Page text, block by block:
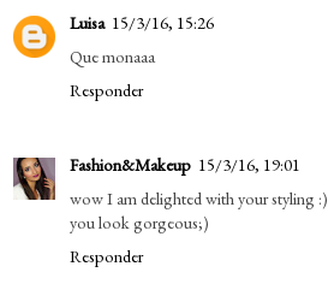
Luisa 15/3/16, 15:26
Que monaaa
Responder
Fashion&Makeup 15/3/16, 19:01
wow I am delighted with your styling :)
you look gorgeous;)
Responder